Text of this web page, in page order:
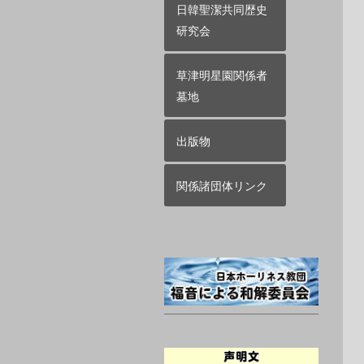
日韓聖潔共同歴史
研究会
草津明星園関係者
墓地
出版物
関係諸団体リンク